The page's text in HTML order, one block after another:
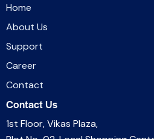
Home
About Us
Support
Career
Contact
Contact Us
1st Floor, Vikas Plaza,